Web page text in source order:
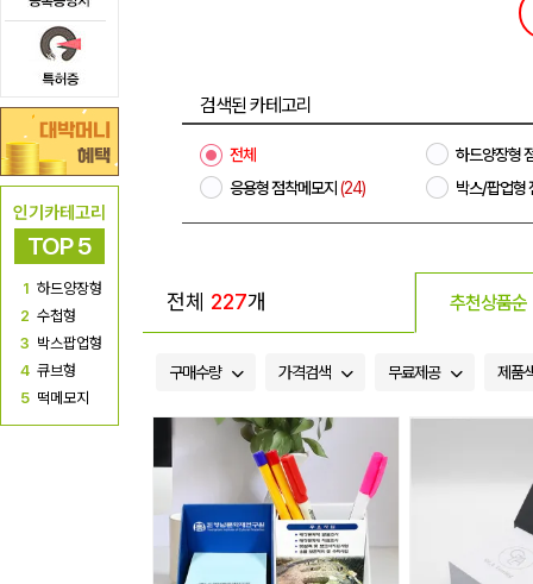
인기카테고리
TOP 5
1 하드양장형
2 수첩형
3 박스팝업형
4 큐브형
5 떡메모지
검색된 카테고리
전체
하드양장형
응용형 점착메모지 (24) 박스/팝업형
전체 227개 추천상품순
구매수량 가격검색 무료제공 제품